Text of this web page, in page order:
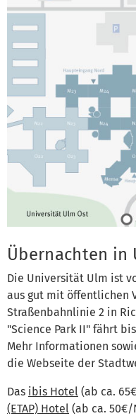
Übernachten in
Die Universität Ulm ist
aus gut mit öffentlichen
Straßenbahnlinie 2 in
"Science Park II" fährt
Mehr Informationen
die Webseite der
Das ibis Hotel (ab ca.
(ETAP) Hotel (ab ca.